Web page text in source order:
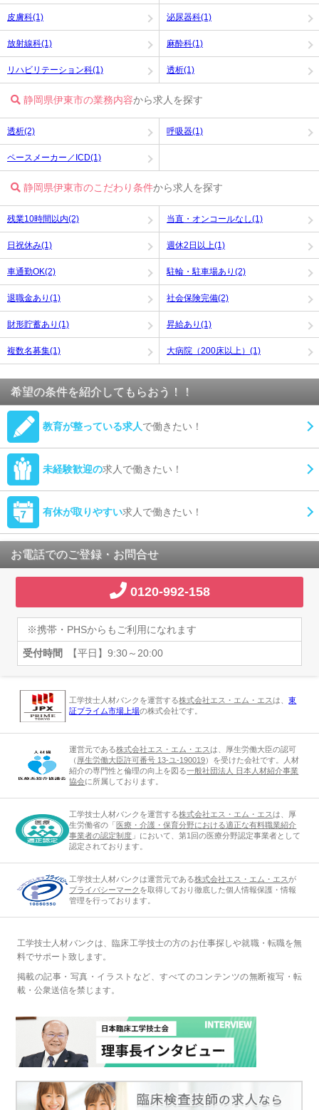
皮膚科(1) 泌尿器科(1)
放射線科(1) 麻酔科(1)
リハビリテーション科(1) 透析(1)
静岡県伊東市の業務内容から求人を探す
透析(2) 呼吸器(1)
ペースメーカー／ICD(1)
静岡県伊東市のこだわり条件から求人を探す
残業10時間以内(2) 当直・オンコールなし(1)
日祝休み(1) 週休2日以上(1)
車通勤OK(2) 駐輪・駐車場あり(2)
退職金あり(1) 社会保険完備(2)
財形貯蓄あり(1) 昇給あり(1)
複数名募集(1) 大病院（200床以上）(1)
希望の条件を紹介してもらおう！！
教育が整っている求人で働きたい！
未経験歓迎の求人で働きたい！
有休が取りやすい求人で働きたい！
お電話でのご登録・お問合せ
0120-992-158
※携帯・PHSからもご利用になれます
受付時間 【平日】9:30～20:00
工学技士人材バンクを運営する株式会社エス・エム・エスは、東
証プライム市場上場の株式会社です。
運営元である株式会社エス・エム・エスは、厚生労働大臣の認可
（ 厚生労働大臣許可番号 13-ユ-190019）を受けた会社です。人材
紹介の専門性と倫理の向上を図る一般社団法人 日本人材紹介事業
協会に所属しております。
工学技士人材バンクを運営する株式会社エス・エム・エスは、厚
生労働省の「 医療・介護・保育分野における適正な有料職業紹介
事業者の認定制度 」において、第1回の医療分野認定事業者として
認定されております。
工学技士人材バンクは運営元である株式会社エス・エム・エスが
プライバシーマーク を取得しており徹底した個人情報保護・情報
管理を行っております。
工学技士人材バンクは、臨床工学技士の方のお仕事探しや就職・転職を無
料でサポート致します。
掲載の記事・写真・イラストなど、すべてのコンテンツの無断複写・転
載・公衆送信を禁じます。